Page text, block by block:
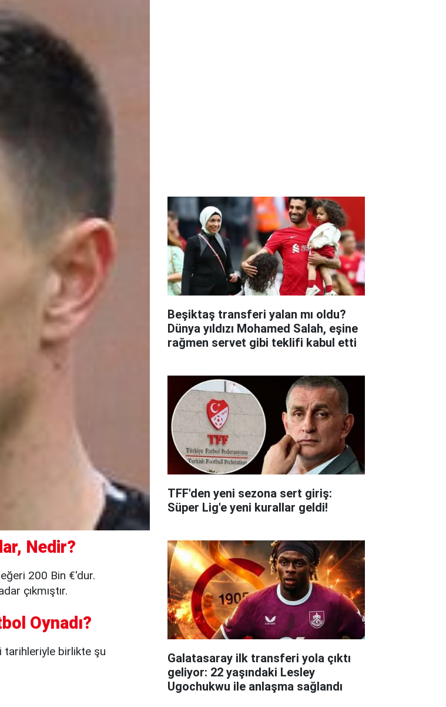
Nedir?
200 Bin €'dur.
çıkmıştır.
Oynadı?
birlikte şu
Beşiktaş transferi yalan mı oldu?
Dünya yıldızı Mohamed Salah, eşine
rağmen servet gibi teklifi kabul etti
TFF'den yeni sezona sert giriş:
Süper Lig'e yeni kurallar geldi!
Galatasaray ilk transferi yola çıktı
geliyor: 22 yaşındaki Lesley
Ugochukwu ile anlaşma sağlandı